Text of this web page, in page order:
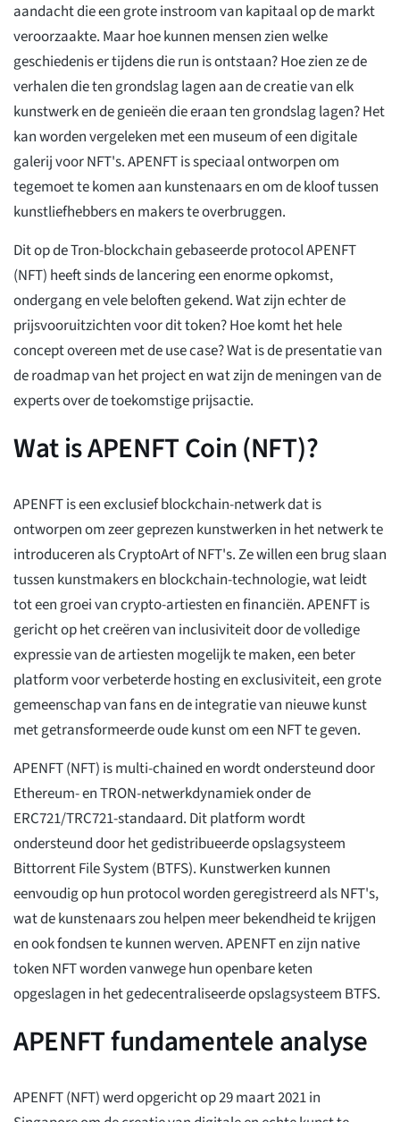
aandacht die een grote instroom van kapitaal op de markt
veroorzaakte. Maar hoe kunnen mensen zien welke
geschiedenis er tijdens die run is ontstaan? Hoe zien ze de
verhalen die ten grondslag lagen aan de creatie van elk
kunstwerk en de genieën die eraan ten grondslag lagen? Het
kan worden vergeleken met een museum of een digitale
galerij voor NFT's. APENFT is speciaal ontworpen om
tegemoet te komen aan kunstenaars en om de kloof tussen
kunstliefhebbers en makers te overbruggen.
Dit op de Tron-blockchain gebaseerde protocol APENFT
(NFT) heeft sinds de lancering een enorme opkomst,
ondergang en vele beloften gekend. Wat zijn echter de
prijsvooruitzichten voor dit token? Hoe komt het hele
concept overeen met de use case? Wat is de presentatie van
de roadmap van het project en wat zijn de meningen van de
experts over de toekomstige prijsactie.
Wat is APENFT Coin (NFT)?
APENFT is een exclusief blockchain-netwerk dat is
ontworpen om zeer geprezen kunstwerken in het netwerk te
introduceren als CryptoArt of NFT's. Ze willen een brug slaan
tussen kunstmakers en blockchain-technologie, wat leidt
tot een groei van crypto-artiesten en financiën. APENFT is
gericht op het creëren van inclusiviteit door de volledige
expressie van de artiesten mogelijk te maken, een beter
platform voor verbeterde hosting en exclusiviteit, een grote
gemeenschap van fans en de integratie van nieuwe kunst
met getransformeerde oude kunst om een NFT te geven.
APENFT (NFT) is multi-chained en wordt ondersteund door
Ethereum- en TRON-netwerkdynamiek onder de
ERC721/TRC721-standaard. Dit platform wordt
ondersteund door het gedistribueerde opslagsysteem
Bittorrent File System (BTFS). Kunstwerken kunnen
eenvoudig op hun protocol worden geregistreerd als NFT's,
wat de kunstenaars zou helpen meer bekendheid te krijgen
en ook fondsen te kunnen werven. APENFT en zijn native
token NFT worden vanwege hun openbare keten
opgeslagen in het gedecentraliseerde opslagsysteem BTFS.
APENFT fundamentele analyse
APENFT (NFT) werd opgericht op 29 maart 2021 in